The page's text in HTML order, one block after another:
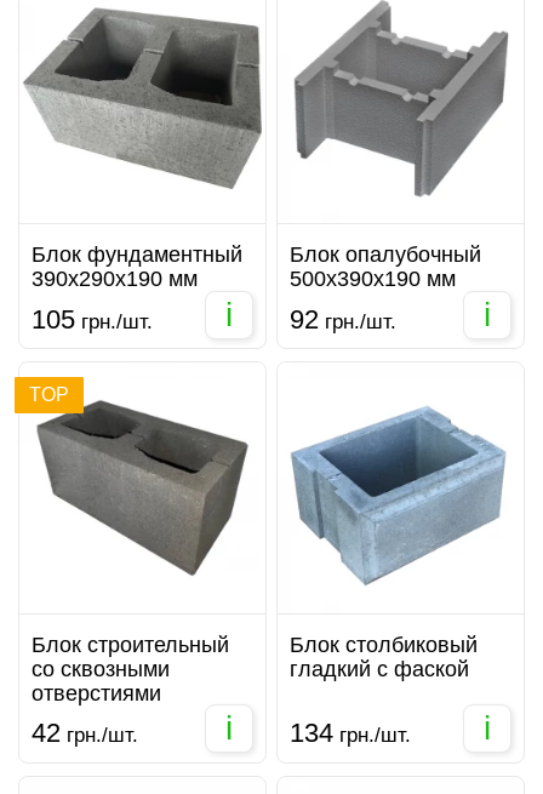
Блок фундаментный
390х290х190 мм
105 грн./шт. i
Блок опалубочный
500х390х190 мм
92 грн./шт. i
TOP
Блок строительный
со сквозными
отверстиями
42 грн./шт. i
Блок столбиковый
гладкий с фаской
134 грн./шт. i